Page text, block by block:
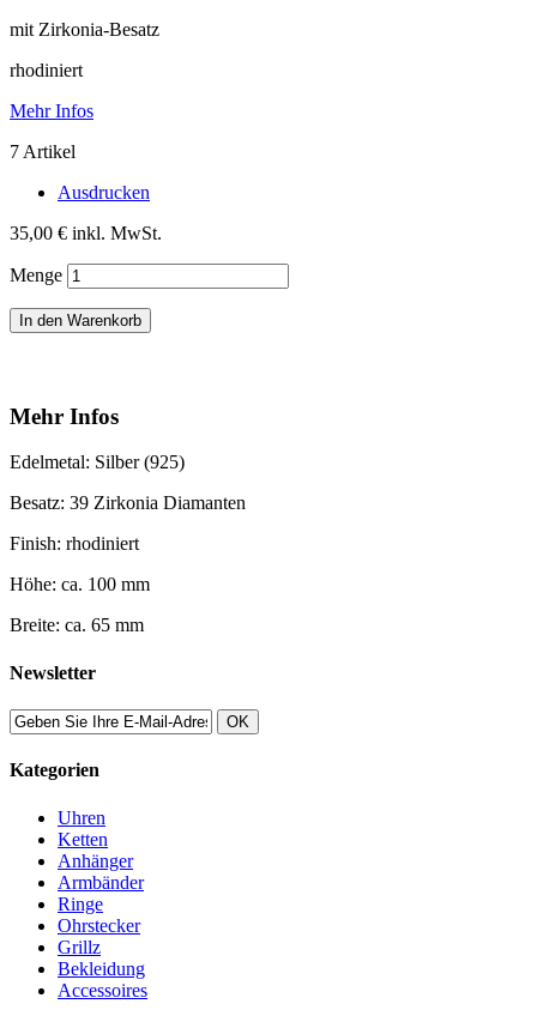
mit Zirkonia-Besatz
rhodiniert
Mehr Infos
7 Artikel
Ausdrucken
35,00 € inkl. MwSt.
Menge
In den Warenkorb
Mehr Infos
Edelmetal: Silber (925)
Besatz: 39 Zirkonia Diamanten
Finish: rhodiniert
Höhe: ca. 100 mm
Breite: ca. 65 mm
Newsletter
OK
Kategorien
Uhren
Ketten
Anhänger
Armbänder
Ringe
Ohrstecker
Grillz
Bekleidung
Accessoires